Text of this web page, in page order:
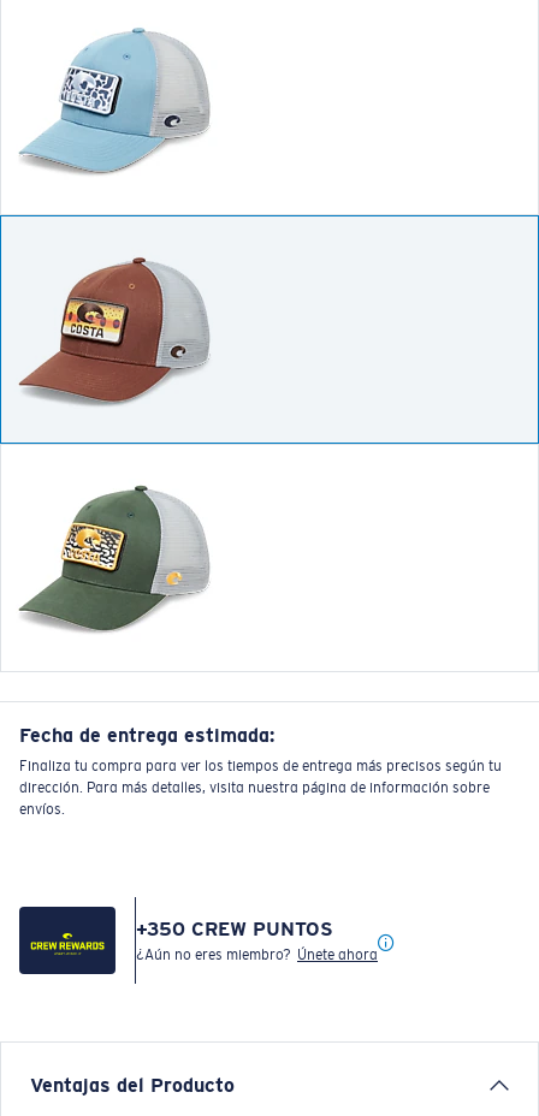
Fecha de entrega estimada:
Finaliza tu compra para ver los tiempos de entrega más precisos según tu
dirección. Para más detalles, visita nuestra página de información sobre
envíos.
+350 CREW PUNTOS
¿Aún no eres miembro? Únete ahora
Ventajas del Producto